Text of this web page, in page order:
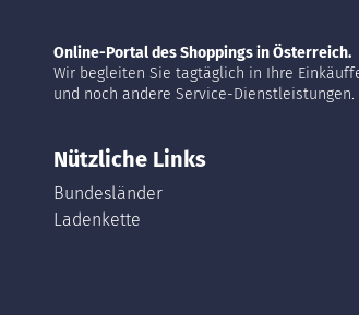
Online-Portal des Shoppings in Österreich.
Wir begleiten Sie tagtäglich in Ihre
und noch andere Service-Dienstleistungen.
Nützliche Links
Bundesländer
Ladenkette